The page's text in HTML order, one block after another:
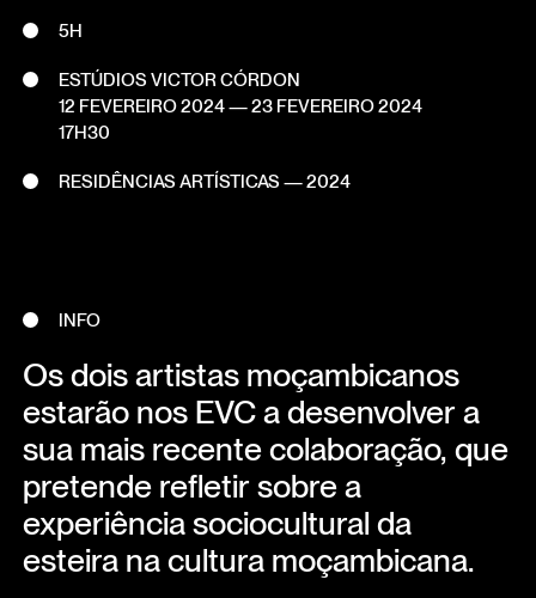
5H
ESTÚDIOS VICTOR CÓRDON
12 FEVEREIRO 2024—23 FEVEREIRO 2024
17H30
RESIDÊNCIAS ARTÍSTICAS — 2024
INFO
Os dois artistas moçambicanos
estarão nos EVC a desenvolver a
sua mais recente colaboração, que
pretende refletir sobre a
experiência sociocultural da
esteira na cultura moçambicana.